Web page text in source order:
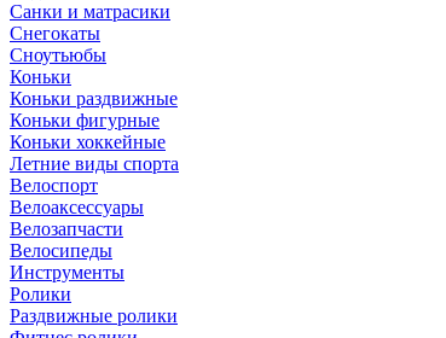
Санки и матрасики
Снегокаты
Сноутьюбы
Коньки
Коньки раздвижные
Коньки фигурные
Коньки хоккейные
Летние виды спорта
Велоспорт
Велоаксессуары
Велозапчасти
Велосипеды
Инструменты
Ролики
Раздвижные ролики